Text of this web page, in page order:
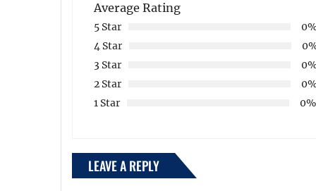
Average Rating
5 Star
4 Star
3 Star
2 Star
1 Star
0%
LEAVE A REPLY